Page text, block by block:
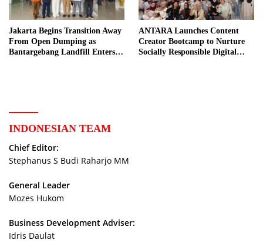
Jakarta Begins Transition Away
From Open Dumping as
Bantargebang Landfill Enters
ANTARA Launches Content
Creator Bootcamp to Nurture
Socially Responsible Digital
INDONESIAN TEAM
Chief Editor:
Stephanus S Budi Raharjo MM
General Leader
Mozes Hukom
Business Development Adviser:
Idris Daulat